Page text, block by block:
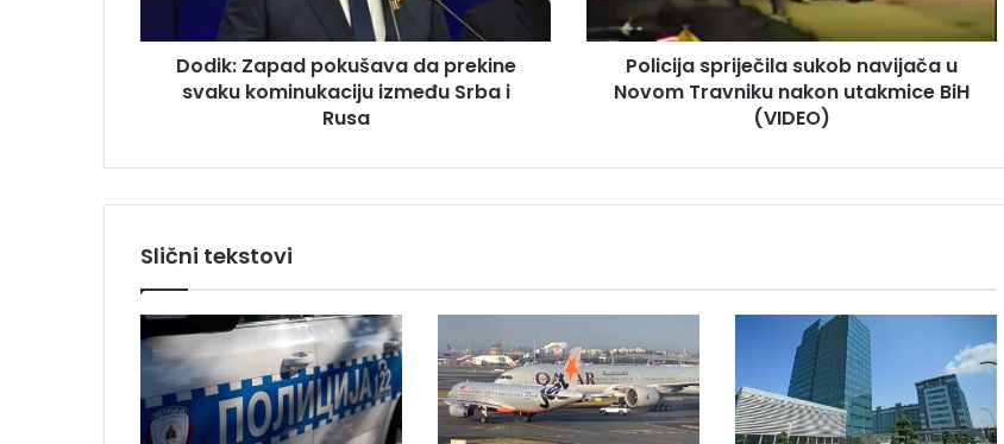
u
p
k
v
a
d
a
p
e
k
Dodik: Zapad pokušava da prekine
svaku kominukaciju između Srba i
Rusa
s
e
s
u
o
b
n
a
Policija spriječila sukob navijača u
Novom Travniku nakon utakmice BiH
(VIDEO)
Slični tekstovi